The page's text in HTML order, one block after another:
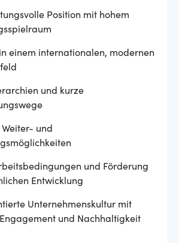
Position mit hohem
einem internationalen, modernen
und kurze
und
und Förderung
Entwicklung
Unternehmenskultur mit
Engagement und Nachhaltigkeit